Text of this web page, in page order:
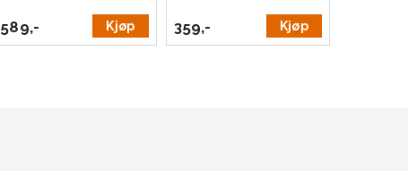
589,- Kjøp 359,- Kjøp